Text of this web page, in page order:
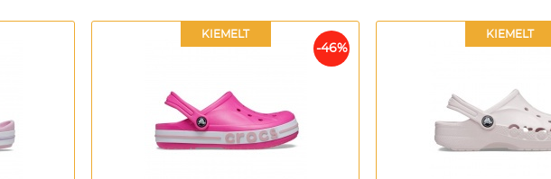
-46%
KIEMELT KIEMELT